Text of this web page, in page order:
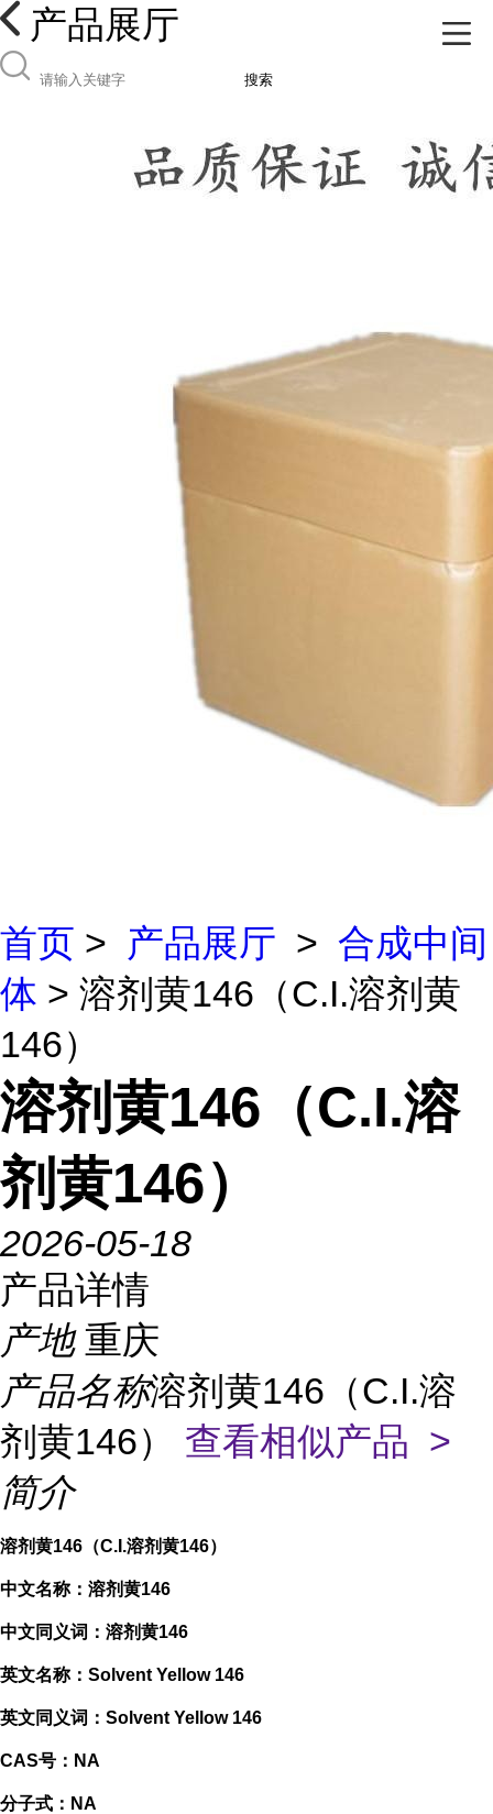
产品展厅
搜索
首页 > 产品展厅 > 合成中间
体 > 溶剂黄146（C.I.溶剂黄
146）
溶剂黄146（C.I.溶
剂黄146）
2026-05-18
产品详情
产地 重庆
产品名称溶剂黄146（C.I.溶
剂黄146） 查看相似产品 >
简介
溶剂黄146（C.I.溶剂黄146）
中文名称：溶剂黄146
中文同义词：溶剂黄146
英文名称：Solvent Yellow 146
英文同义词：Solvent Yellow 146
CAS号：NA
分子式：NA